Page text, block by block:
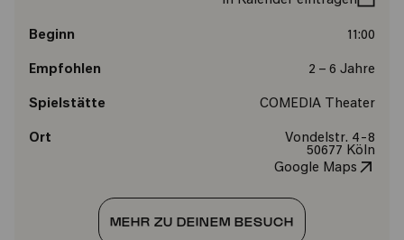
Beginn 11:00
Empfohlen 2 – 6 Jahre
Spielstätte COMEDIA Theater
Ort
Vondelstr. 4-8
50677 Köln
Google Maps
MEHR ZU DEINEM BESUCH